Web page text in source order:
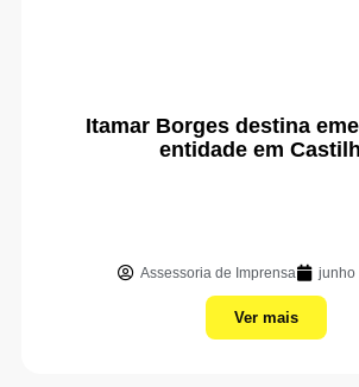
Itamar Borges destina
entidade em
Assessoria de Imprensa junho
Ver mais